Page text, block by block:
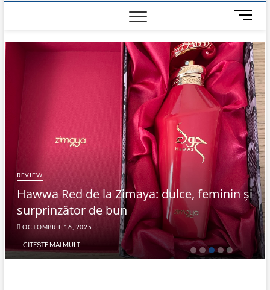
M
e
n
u
B
u
t
t
o
n
REVIEW
Hawwa Red de la Zimaya: dulce, feminin și
surprinzător de bun
OCTOMBRIE 16, 2025
CITEȘTE MAI MULT